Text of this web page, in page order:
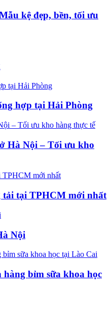
kệ đẹp, bền, tối ưu
hợp tại Hải Phòng
Hà Nội – Tối ưu kho
tải tại TPHCM mới nhất
Nội
bỉm sữa khoa học